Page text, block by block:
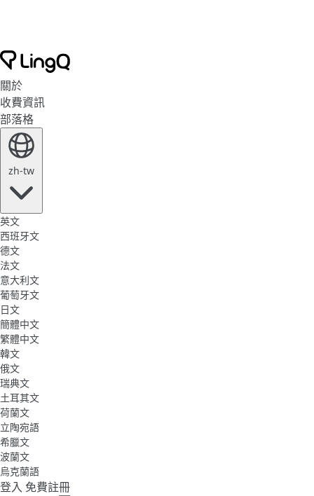
關於
收費資訊
部落格
zh-tw
英文
西班牙文
德文
法文
意大利文
葡萄牙文
日文
簡體中文
繁體中文
韓文
俄文
瑞典文
土耳其文
荷蘭文
立陶宛語
希臘文
波蘭文
烏克蘭語
登入 免費註冊